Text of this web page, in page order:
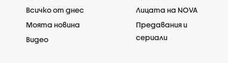
Всичко от днес
Моята новина
Видео
Лицата на NOVA
Предавания и
сериали